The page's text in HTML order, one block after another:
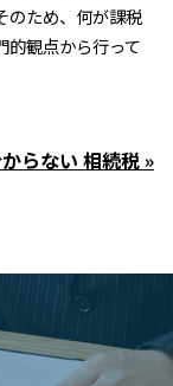
のため、何が課税
的観点から行って
らない 相続税 »